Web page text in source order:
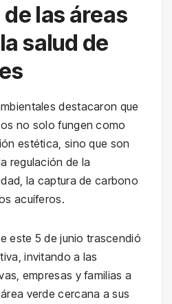
las áreas
salud de
destacaron que
no solo fungen como
estética, sino que son
regulación de la
la captura de carbono
acuíferos.
este 5 de junio trascendió
invitando a las
empresas y familias a
verde cercana a sus